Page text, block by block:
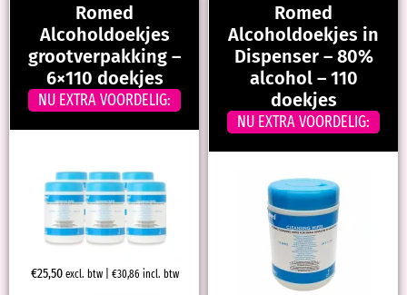
Romed
Alcoholdoekjes
grootverpakking –
6×110 doekjes
NU EXTRA VOORDELIG:
€25,50 excl. btw | €30,86 incl. btw
Romed
Alcoholdoekjes in
Dispenser – 80%
alcohol – 110
doekjes
NU EXTRA VOORDELIG: